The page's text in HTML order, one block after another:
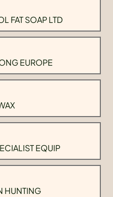
FAT SOAP LTD
EUROPE
EQUIP
HUNTING